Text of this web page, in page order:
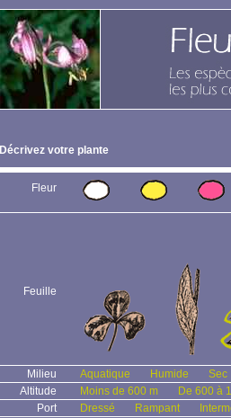
Décrivez votre plante
Fleur
Feuille
Milieu Aquatique Humide
Sec
Altitude
Moins de 600 m
De 600 à
Port
Dressé Rampant